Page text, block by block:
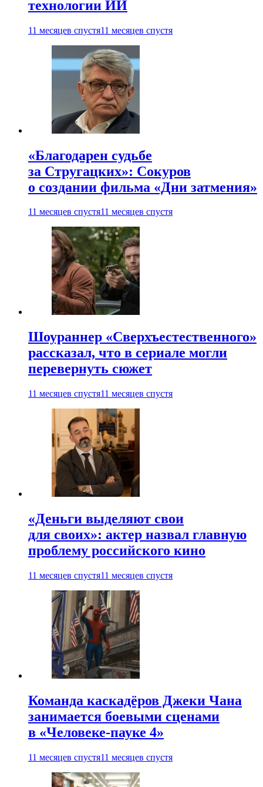
технологии ИИ
11 месяцев спустя11 месяцев спустя
«Благодарен судьбе
за Стругацких»: Сокуров
о создании фильма «Дни затмения»
11 месяцев спустя11 месяцев спустя
Шоураннер «Сверхъестественного»
рассказал, что в сериале могли
перевернуть сюжет
11 месяцев спустя11 месяцев спустя
«Деньги выделяют свои
для своих»: актер назвал главную
проблему российского кино
11 месяцев спустя11 месяцев спустя
Команда каскадёров Джеки Чана
занимается боевыми сценами
в «Человеке-пауке 4»
11 месяцев спустя11 месяцев спустя